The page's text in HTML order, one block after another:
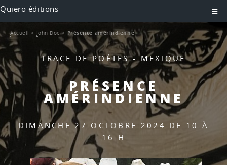
Quiero éditions
TRACE DE POÈTES - MEXIQUE
PRÉSENCE
AMÉRINDIENNE
DIMANCHE 27 OCTOBRE 2024 DE 10 À
16 H
Accueil > John Doe> Présence amérindienne